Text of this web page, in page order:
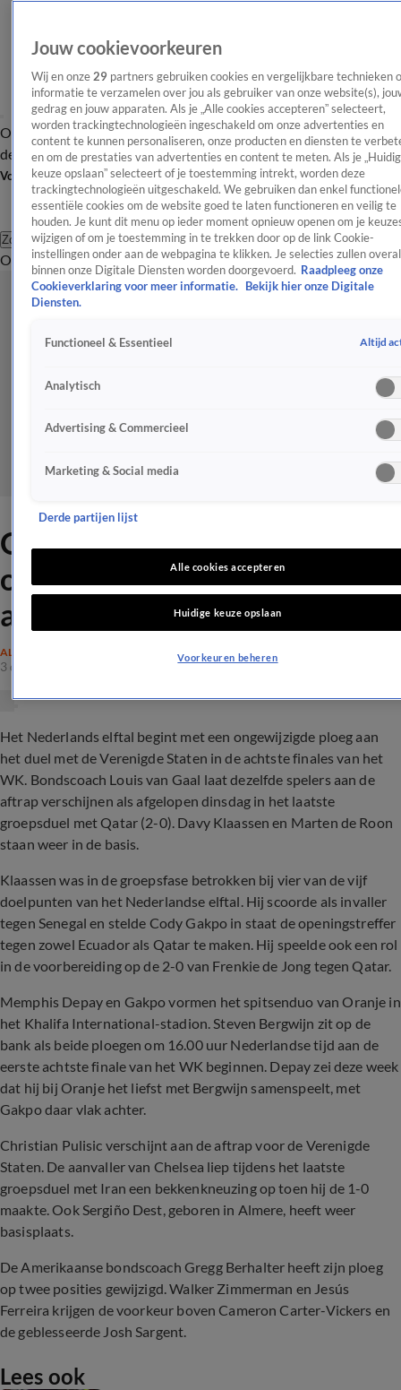
OverzichtAfleveringen Entertainment TV Algemeen
Tip
de redactieNieuwsbrief
Volg Shownieuws
Zoeken
OverzichtEntertainmentSpraakmakendRealityCrimeVideo's
Oranje begint met
ongewijzigde ploeg aan
achtste finale tegen VS
ALGEMEEN
3 dec 2022, 15:12
Het Nederlands elftal begint met een ongewijzigde ploeg aan
het duel met de Verenigde Staten in de achtste finales van het
WK. Bondscoach Louis van Gaal laat dezelfde spelers aan de
aftrap verschijnen als afgelopen dinsdag in het laatste
groepsduel met Qatar (2-0). Davy Klaassen en Marten de Roon
staan weer in de basis.
Klaassen was in de groepsfase betrokken bij vier van de vijf
doelpunten van het Nederlandse elftal. Hij scoorde als invaller
tegen Senegal en stelde Cody Gakpo in staat de openingstreffer
tegen zowel Ecuador als Qatar te maken. Hij speelde ook een rol
in de voorbereiding op de 2-0 van Frenkie de Jong tegen Qatar.
Memphis Depay en Gakpo vormen het spitsenduo van Oranje in
het Khalifa International-stadion. Steven Bergwijn zit op de
bank als beide ploegen om 16.00 uur Nederlandse tijd aan de
eerste achtste finale van het WK beginnen. Depay zei deze week
dat hij bij Oranje het liefst met Bergwijn samenspeelt, met
Gakpo daar vlak achter.
Christian Pulisic verschijnt aan de aftrap voor de Verenigde
Staten. De aanvaller van Chelsea liep tijdens het laatste
groepsduel met Iran een bekkenkneuzing op toen hij de 1-0
maakte. Ook Sergiño Dest, geboren in Almere, heeft weer
basisplaats.
De Amerikaanse bondscoach Gregg Berhalter heeft zijn ploeg
op twee posities gewijzigd. Walker Zimmerman en Jesús
Ferreira krijgen de voorkeur boven Cameron Carter-Vickers en
de geblesseerde Josh Sargent.
Lees ook
Jouw cookievoorkeuren
Wij en onze 29 partners gebruiken cookies en vergelijkbare technieken
informatie te verzamelen over jou als gebruiker van onze website(s),
gedrag en jouw apparaten. Als je „Alle cookies accepteren” selecteert,
worden trackingtechnologieën ingeschakeld om onze advertenties en
content te kunnen personaliseren, onze producten en diensten te
en om de prestaties van advertenties en content te meten. Als je
keuze opslaan” selecteert of je toestemming intrekt, worden deze
trackingtechnologieën uitgeschakeld. We gebruiken dan enkel
essentiële cookies om de website goed te laten functioneren en veilig te
houden. Je kunt dit menu op ieder moment opnieuw openen om je
wijzigen of om je toestemming in te trekken door op de link Cookie-
instellingen onder aan de webpagina te klikken. Je selecties zullen overal
binnen onze Digitale Diensten worden doorgevoerd. Raadpleeg onze
Cookieverklaring voor meer informatie.
Bekijk hier onze Digitale
Diensten.
Functioneel & Essentieel Altijd
Analytisch
Advertising & Commercieel
Marketing & Social media
Derde partijen lijst
Alle cookies accepteren
Huidige keuze opslaan
Voorkeuren beheren